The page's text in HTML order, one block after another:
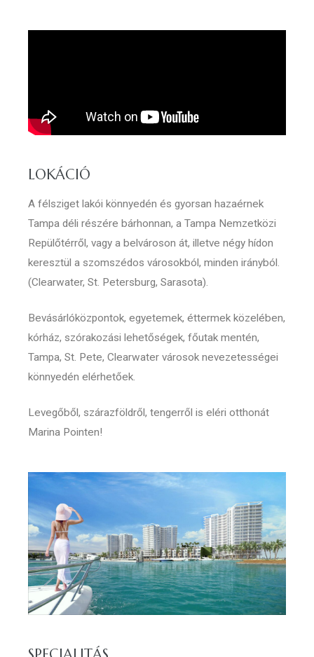
LOKÁCIÓ
A félsziget lakói könnyedén és gyorsan hazaérnek
Tampa déli részére bárhonnan, a Tampa Nemzetközi
Repülőtérről, vagy a belvároson át, illetve négy hídon
keresztül a szomszédos városokból, minden irányból.
(Clearwater, St. Petersburg, Sarasota).
Bevásárlóközpontok, egyetemek, éttermek közelében,
kórház, szórakozási lehetőségek, főutak mentén,
Tampa, St. Pete, Clearwater városok nevezetességei
könnyedén elérhetőek.
Levegőből, szárazföldről, tengerről is eléri otthonát
Marina Pointen!